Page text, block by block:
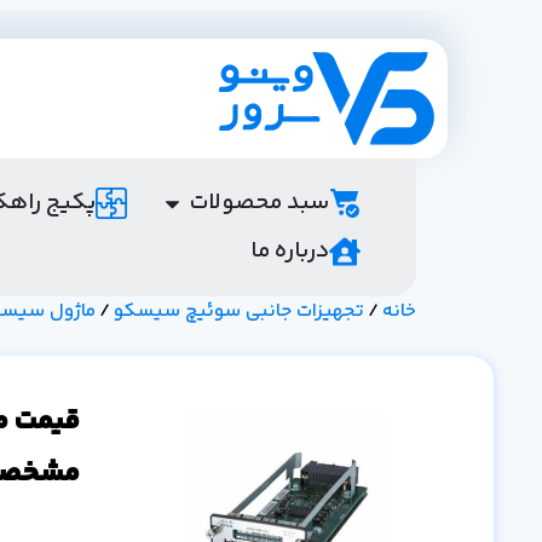
سبد محصولات
پکیج
درباره ما
خانه / تجهیزات جانبی سوئیچ سیسکو/ ماژول